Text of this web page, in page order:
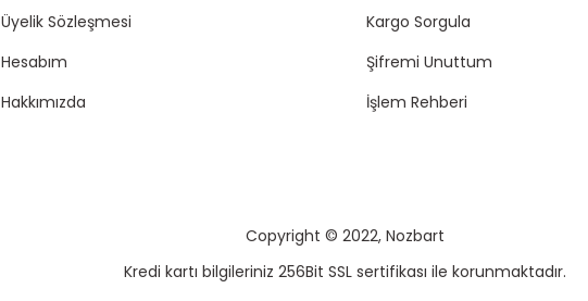
Üyelik Sözleşmesi
Hesabım
Hakkımızda
Kargo Sorgula
Şifremi Unuttum
İşlem Rehberi
Copyright © 2022, Nozbart
Kredi kartı bilgileriniz 256Bit SSL sertifikası ile korunmaktadır.